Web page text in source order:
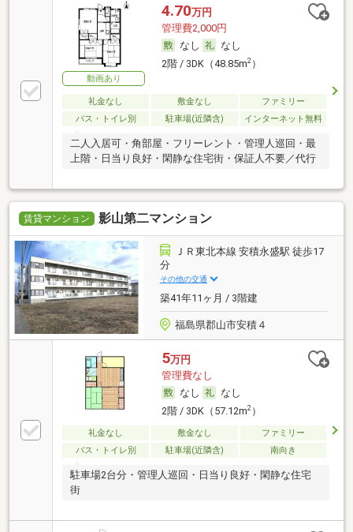
動画あり
4.70万円
管理費2,000円
なし
なし
2階 / 3DK（48.85m2）
礼金なし 敷金なし
ファミリー
バス・トイレ別
駐車場(近隣含) インターネット無料
二人入居可・角部屋・フリーレント・管理人巡回・最
上階・日当り良好・閑静な住宅街・保証人不要／代行
賃貸マンション 影山第二マンション
ＪＲ東北本線 安積永盛駅 徒歩17
分
その他の交通
築41年11ヶ月 / 3階建
福島県郡山市安積４
5万円
管理費なし
なし
なし
2階 / 3DK（57.12m2）
礼金なし 敷金なし
ファミリー
バス・トイレ別
駐車場(近隣含) 南向き
駐車場2台分・管理人巡回・日当り良好・閑静な住宅
街